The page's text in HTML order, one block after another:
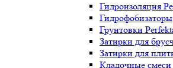
Гидроизоляция
Гидрофобизаторы
Грунтовки
Затирки для
Затирки для
Кладочные смеси